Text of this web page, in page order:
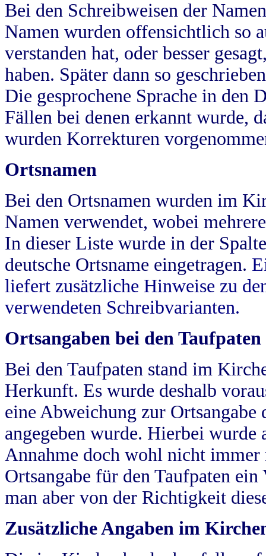
Bei den Schreibweisen der
Namen wurden offensichtlich so
verstanden hat, oder besser
haben. Später dann so
Die gesprochene Sprache in
Fällen bei denen erkannt wurde,
wurden Korrekturen
Ortsnamen
Bei den Ortsnamen wurden im
Namen verwendet, wobei
In dieser Liste wurde in der
deutsche Ortsname eingetragen.
liefert zusätzliche Hinweise zu
verwendeten Schreibvarianten.
Ortsangaben bei den Taufpaten
Bei den Taufpaten stand im
Herkunft. Es wurde deshalb
eine Abweichung zur
angegeben wurde. Hierbei wurde
Annahme doch wohl nicht
Ortsangabe für den Taufpaten
man aber von der Richtigkeit
Zusätzliche Angaben im